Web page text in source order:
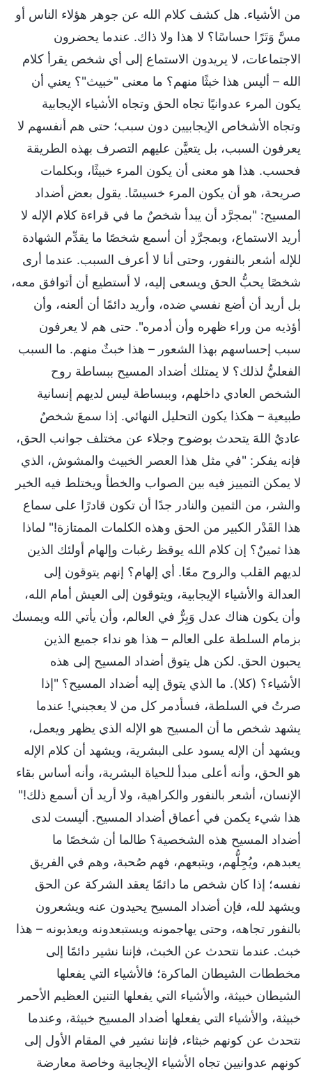
من الأشياء. هل كشف كلام الله عن جوهر هؤلاء الناس أو
مسَّ وَتَرًا حساسًا؟ لا هذا ولا ذاك. عندما يحضرون
الاجتماعات، لا يريدون الاستماع إلى أي شخص يقرأ كلام
الله – أليس هذا خبثًا منهم؟ ما معنى "خبيث"؟ يعني أن
يكون المرء عدوانيًا تجاه الحق وتجاه الأشياء الإيجابية
وتجاه الأشخاص الإيجابيين دون سبب؛ حتى هم أنفسهم لا
يعرفون السبب، بل يتعيَّن عليهم التصرف بهذه الطريقة
فحسب. هذا هو معنى أن يكون المرء خبيثًا، وبكلمات
صريحة، هو أن يكون المرء خسيسًا. يقول بعض أضداد
المسيح: "بمجرَّد أن يبدأ شخصٌ ما في قراءة كلام الإله لا
أريد الاستماع، وبمجرَّدِ أن أسمع شخصًا ما يقدِّم الشهادة
للإله أشعر بالنفور، وحتى أنا لا أعرف السبب. عندما أرى
شخصًا يحبُّ الحق ويسعى إليه، لا أستطيع أن أتوافق معه،
بل أريد أن أضع نفسي ضده، وأريد دائمًا أن ألعنه، وأن
أؤذيه من وراء ظهره وأن أدمره". حتى هم لا يعرفون
سبب إحساسهم بهذا الشعور – هذا خبثٌ منهم. ما السبب
الفعليُّ لذلك؟ لا يمتلك أضداد المسيح ببساطة روح
الشخص العادي داخلهم، وببساطة ليس لديهم إنسانية
طبيعية – هكذا يكون التحليل النهائي. إذا سمعَ شخصٌ
عاديٌ اللهَ يتحدث بوضوح وجلاء عن مختلف جوانب الحق،
فإنه يفكر: "في مثل هذا العصر الخبيث والمشوش، الذي
لا يمكن التمييز فيه بين الصواب والخطأ ويختلط فيه الخير
والشر، من الثمين والنادر جدًا أن تكون قادرًا على سماع
هذا القَدْر الكبير من الحق وهذه الكلمات الممتازة!" لماذا
هذا ثمينٌ؟ إن كلام الله يوقظ رغبات وإلهام أولئك الذين
لديهم القلب والروح معًا. أي إلهام؟ إنهم يتوقون إلى
العدالة والأشياء الإيجابية، ويتوقون إلى العيش أمام الله،
وأن يكون هناك عدل وَبِرٌّ في العالم، وأن يأتي الله ويمسك
بزمام السلطة على العالم – هذا هو نداء جميع الذين
يحبون الحق. لكن هل يتوق أضداد المسيح إلى هذه
الأشياء؟ (كلا). ما الذي يتوق إليه أضداد المسيح؟ "إذا
صرتُ في السلطة، فسأدمر كل من لا يعجبني! عندما
يشهد شخص ما أن المسيح هو الإله الذي يظهر ويعمل،
ويشهد أن الإله يسود على البشرية، ويشهد أن كلام الإله
هو الحق، وأنه أعلى مبدأ للحياة البشرية، وأنه أساس بقاء
الإنسان، أشعر بالنفور والكراهية، ولا أريد أن أسمع ذلك!"
هذا شيء يكمن في أعماق أضداد المسيح. أليست لدى
أضداد المسيح هذه الشخصية؟ طالما أن شخصًا ما
يعبدهم، ويُجِلُّهم، ويتبعهم، فهم صُحبة، وهم في الفريق
نفسه؛ إذا كان شخص ما دائمًا يعقد الشركة عن الحق
ويشهد لله، فإن أضداد المسيح يحيدون عنه ويشعرون
بالنفور تجاهه، وحتى يهاجمونه ويستبعدونه ويعذبونه – هذا
خبث. عندما نتحدث عن الخبث، فإننا نشير دائمًا إلى
مخططات الشيطان الماكرة؛ فالأشياء التي يفعلها
الشيطان خبيثة، والأشياء التي يفعلها التنين العظيم الأحمر
خبيثة، والأشياء التي يفعلها أضداد المسيح خبيثة، وعندما
نتحدث عن كونهم خبثاء، فإننا نشير في المقام الأول إلى
كونهم عدوانيين تجاه الأشياء الإيجابية وخاصة معارضة